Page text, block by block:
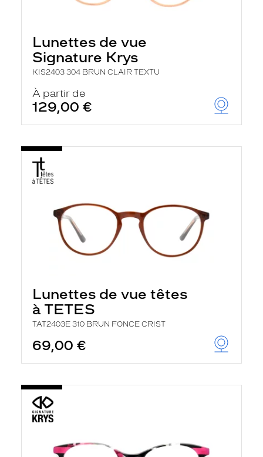
Lunettes de vue
Signature Krys
KIS2403 304 BRUN CLAIR TEXTU
À partir de
129,00 €
Lunettes de vue têtes
à TETES
TAT2403E 310 BRUN FONCE CRIST
69,00 €